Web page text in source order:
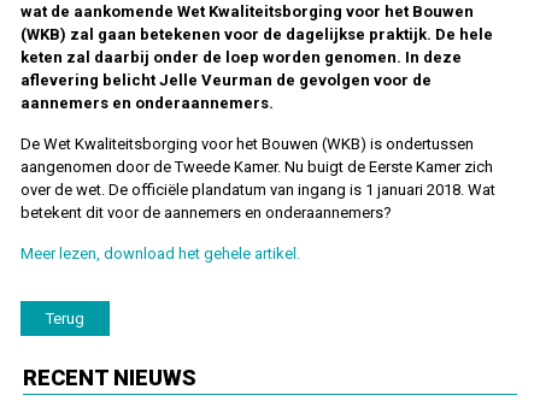
wat de ­aankomende Wet Kwaliteitsborging voor het Bouwen
(WKB) zal gaan betekenen voor de dagelijkse praktijk. De hele
keten zal daarbij onder de loep worden genomen. In deze
aflevering belicht Jelle Veurman de gevolgen voor de
aannemers en onderaannemers.
De Wet Kwaliteitsborging voor het Bouwen (WKB) is onder­tussen
aangenomen door de Tweede Kamer. Nu buigt de Eerste Kamer zich
over de wet. De officiële plandatum van ingang is 1 januari 2018. Wat
betekent dit voor de aannemers en onderaannemers?
Meer lezen, download het gehele artikel.
Terug
RECENT NIEUWS